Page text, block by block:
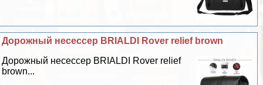
Дорожный несессер BRIALDI Rover relief brown
Дорожный несессер BRIALDI Rover relief
brown...